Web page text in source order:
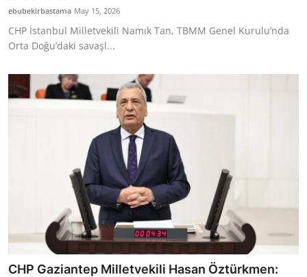
ebubekirbastama May 15, 2026
CHP İstanbul Milletvekili Namık Tan, TBMM Genel Kurulu’nda
Orta Doğu’daki savaşl...
CHP Gaziantep Milletvekili Hasan Öztürkmen: